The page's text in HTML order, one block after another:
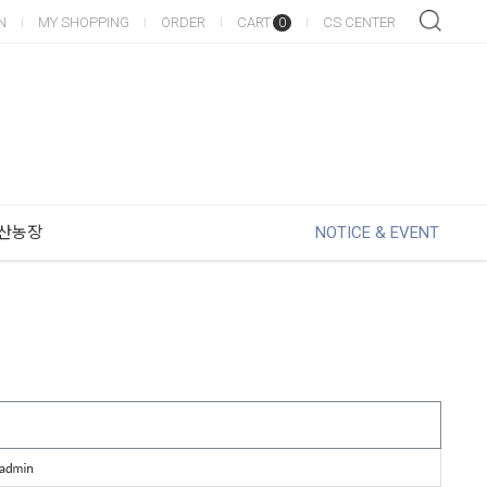
MY SHOPPING ORDER CART 0 CS CENTER
농장 NOTICE & EVENT